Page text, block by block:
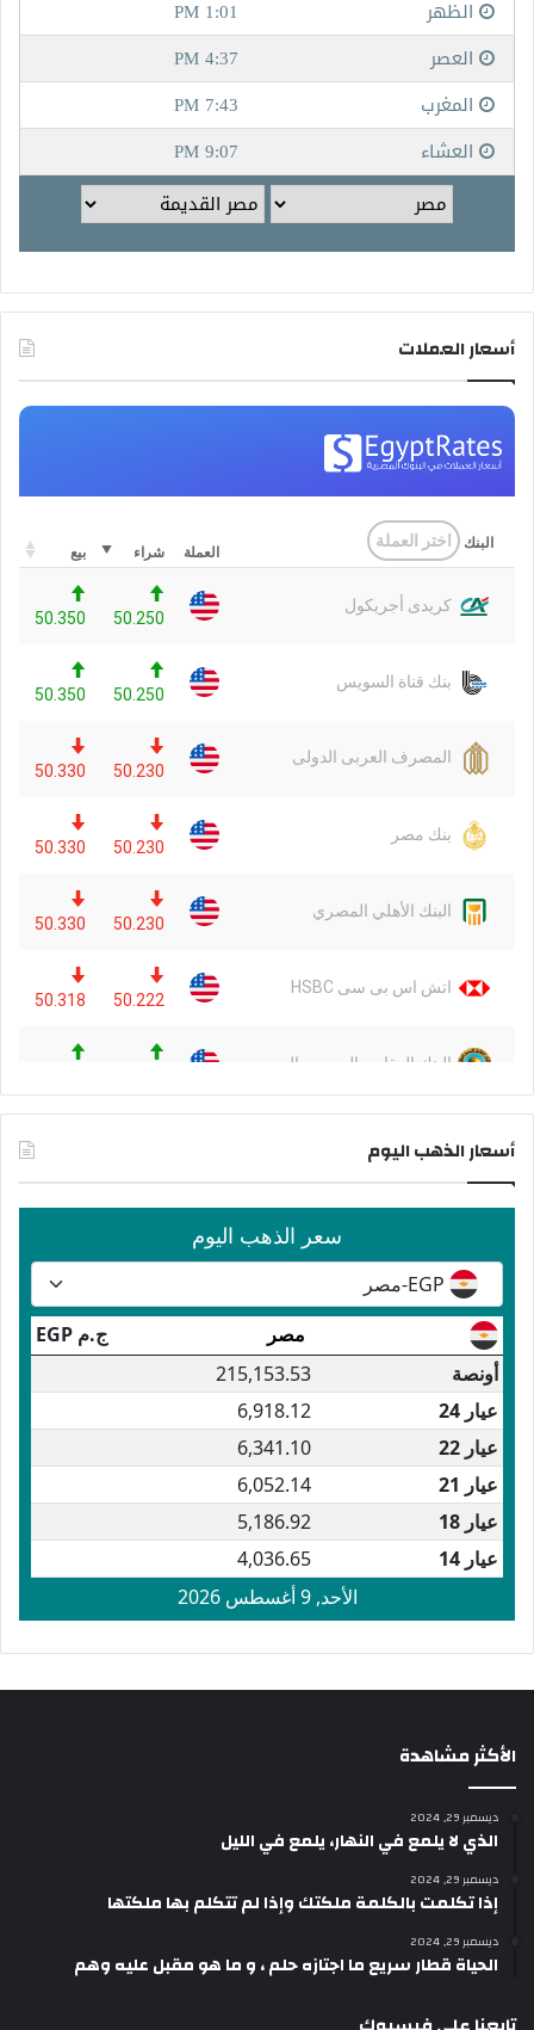
أسعار العملات
أسعار الذهب اليوم
الأكثر مشاهدة
ديسمبر 29, 2024
الذي لا يلمع في النهار، يلمع في الليل
ديسمبر 29, 2024
إذا تكلمت بالكلمة ملكتك وإذا لم تتكلم بها ملكتها
ديسمبر 29, 2024
الحياة قطار سريع ما اجتازه حلم ، و ما هو مقبل عليه وهم